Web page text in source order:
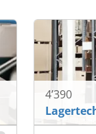
4’390